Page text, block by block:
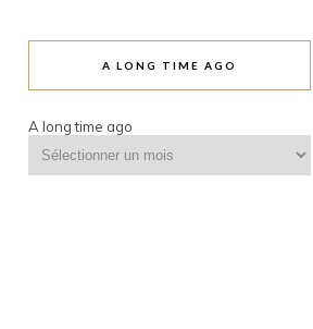
A LONG TIME AGO
A long time ago